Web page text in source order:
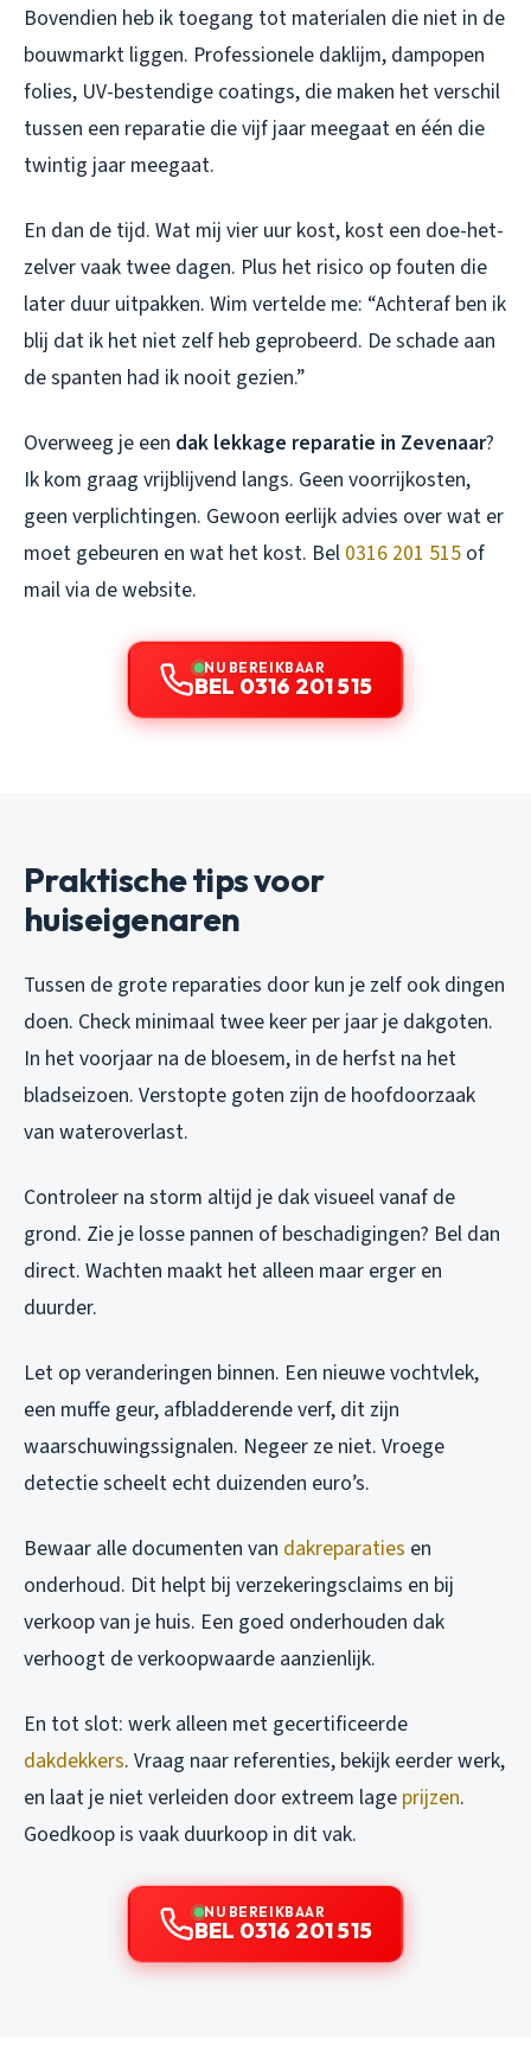
Bovendien heb ik toegang tot materialen die niet in de
bouwmarkt liggen. Professionele daklijm, dampopen
folies, UV-bestendige coatings, die maken het verschil
tussen een reparatie die vijf jaar meegaat en één die
twintig jaar meegaat.
En dan de tijd. Wat mij vier uur kost, kost een doe-het-
zelver vaak twee dagen. Plus het risico op fouten die
later duur uitpakken. Wim vertelde me: “Achteraf ben ik
blij dat ik het niet zelf heb geprobeerd. De schade aan
de spanten had ik nooit gezien.”
Overweeg je een dak lekkage reparatie in Zevenaar?
Ik kom graag vrijblijvend langs. Geen voorrijkosten,
geen verplichtingen. Gewoon eerlijk advies over wat er
moet gebeuren en wat het kost. Bel 0316 201 515 of
mail via de website.
NU BEREIKBAAR
BEL 0316 201 515
Praktische tips voor
huiseigenaren
Tussen de grote reparaties door kun je zelf ook dingen
doen. Check minimaal twee keer per jaar je dakgoten.
In het voorjaar na de bloesem, in de herfst na het
bladseizoen. Verstopte goten zijn de hoofdoorzaak
van wateroverlast.
Controleer na storm altijd je dak visueel vanaf de
grond. Zie je losse pannen of beschadigingen? Bel dan
direct. Wachten maakt het alleen maar erger en
duurder.
Let op veranderingen binnen. Een nieuwe vochtvlek,
een muffe geur, afbladderende verf, dit zijn
waarschuwingssignalen. Negeer ze niet. Vroege
detectie scheelt echt duizenden euro’s.
Bewaar alle documenten van dakreparaties en
onderhoud. Dit helpt bij verzekeringsclaims en bij
verkoop van je huis. Een goed onderhouden dak
verhoogt de verkoopwaarde aanzienlijk.
En tot slot: werk alleen met gecertificeerde
dakdekkers. Vraag naar referenties, bekijk eerder werk,
en laat je niet verleiden door extreem lage prijzen.
Goedkoop is vaak duurkoop in dit vak.
NU BEREIKBAAR
BEL 0316 201 515